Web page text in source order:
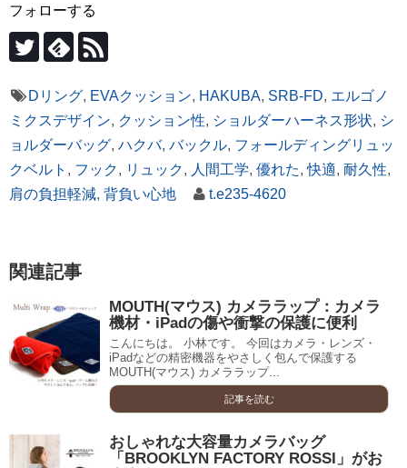
フォローする
Dリング, EVAクッション, HAKUBA, SRB-FD, エルゴノ
ミクスデザイン, クッション性, ショルダーハーネス形状, シ
ョルダーバッグ, ハクバ, バックル, フォールディングリュッ
クベルト , フック, リュック, 人間工学, 優れた,快適, 耐久性,
肩の負担軽減, 背負い心地 t.e235-4620
関連記事
MOUTH(マウス) カメララップ：カメラ
機材・iPadの傷や衝撃の保護に便利
こんにちは。 小林です。 今回はカメラ・レンズ・
iPadなどの精密機器をやさしく包んで保護する
MOUTH(マウス) カメララップ...
記事を読む
おしゃれな大容量カメラバッグ
「BROOKLYN FACTORY ROSSI」がお